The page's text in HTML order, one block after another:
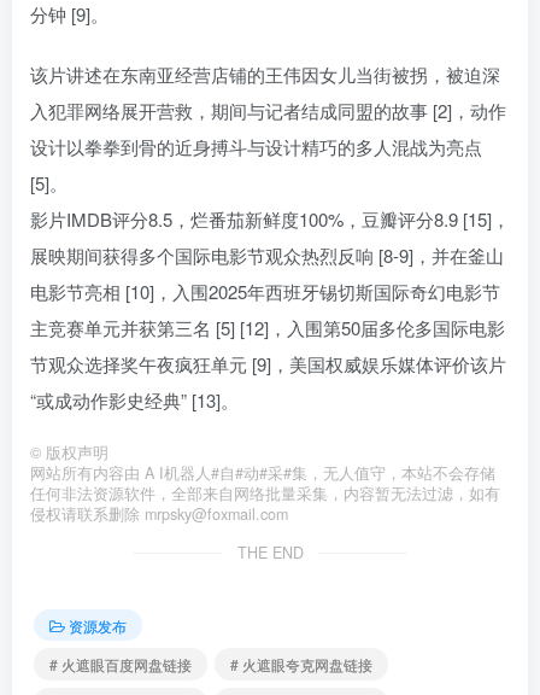
分钟 [9]。
该片讲述在东南亚经营店铺的王伟因女儿当街被拐，被迫深
入犯罪网络展开营救，期间与记者结成同盟的故事 [2]，动作
设计以拳拳到骨的近身搏斗与设计精巧的多人混战为亮点
[5]。
影片IMDB评分8.5，烂番茄新鲜度100%，豆瓣评分8.9 [15]，
展映期间获得多个国际电影节观众热烈反响 [8-9]，并在釜山
电影节亮相 [10]，入围2025年西班牙锡切斯国际奇幻电影节
主竞赛单元并获第三名 [5] [12]，入围第50届多伦多国际电影
节观众选择奖午夜疯狂单元 [9]，美国权威娱乐媒体评价该片
“或成动作影史经典” [13]。
© 版权声明
网站所有内容由 A I机器人#自#动#采#集，无人值守，本站不会存储
任何非法资源软件，全部来自网络批量采集，内容暂无法过滤，如有
侵权请联系删除 mrpsky@foxmail.com
THE END
资源发布
# 火遮眼百度网盘链接
# 火遮眼夸克网盘链接